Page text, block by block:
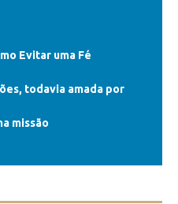
Evitar uma Fé
todavia amada por
missão